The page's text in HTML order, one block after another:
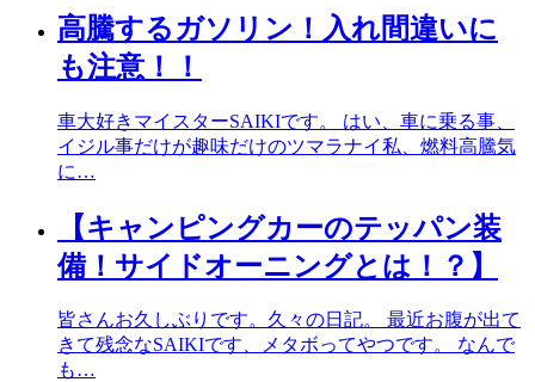
高騰するガソリン！入れ間違いに
も注意！！
車大好きマイスターSAIKIです。 はい、車に乗る事、
イジル事だけが趣味だけのツマラナイ私、燃料高騰気
に…
【キャンピングカーのテッパン装
備！サイドオーニングとは！？】
皆さんお久しぶりです。久々の日記。 最近お腹が出て
きて残念なSAIKIです、メタボってやつです。 なんで
も…